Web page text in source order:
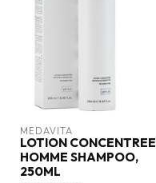
MEDAVITA
LOTION CONCENTREE
HOMME SHAMPOO,
250ML